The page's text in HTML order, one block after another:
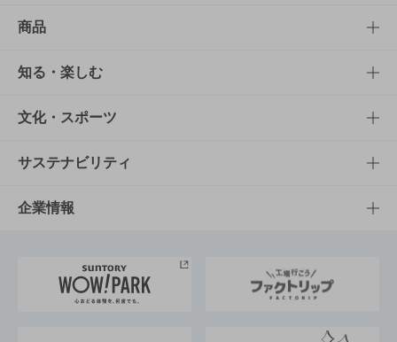
商品
商品TOP
商品一覧
商品発売情報
栄養成分一覧
知る・楽しむ
知る・楽しむTOP
キャンペーン
工場見学
地域情報
文化・スポーツ
文化・スポーツTOP
サントリーホール
サントリーサンバーズ大阪
サステナビリティ
サステナビリティTOP
サントリーが考えるサステナビリティ経営
企業情報
企業概要